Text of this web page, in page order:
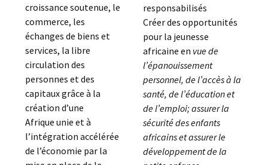
croissance soutenue, le
commerce, les
échanges de biens et
services, la libre
circulation des
personnes et des
capitaux grâce à la
création d’une
Afrique unie et à
l’intégration accélérée
de l’économie par la
responsabilisés
Créer des opportunités
pour la jeunesse
africaine en vue de
l’épanouissement
personnel, de l’accès à la
santé, de l’éducation et
de l’emploi; assurer la
sécurité des enfants
africains et assurer le
développement de la